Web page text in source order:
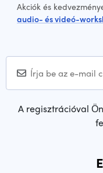
Akciók és
audio- és videó-
A regisztrációval